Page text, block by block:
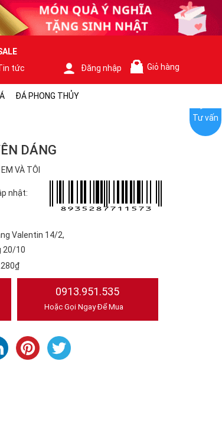
tức
Đăng nhập Giỏ hàng
ĐÁ PHONG THỦY
DÁNG
VÀ TÔI
nhật:
Valentin 14/2
20/10
0913.951.535
Hoặc Gọi Ngay Để Mua
Tư vấn